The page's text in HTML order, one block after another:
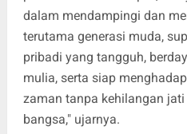
dalam mendampingi dan
terutama generasi muda,
pribadi yang tangguh,
mulia, serta siap
zaman tanpa kehilangan
bangsa," ujarnya.